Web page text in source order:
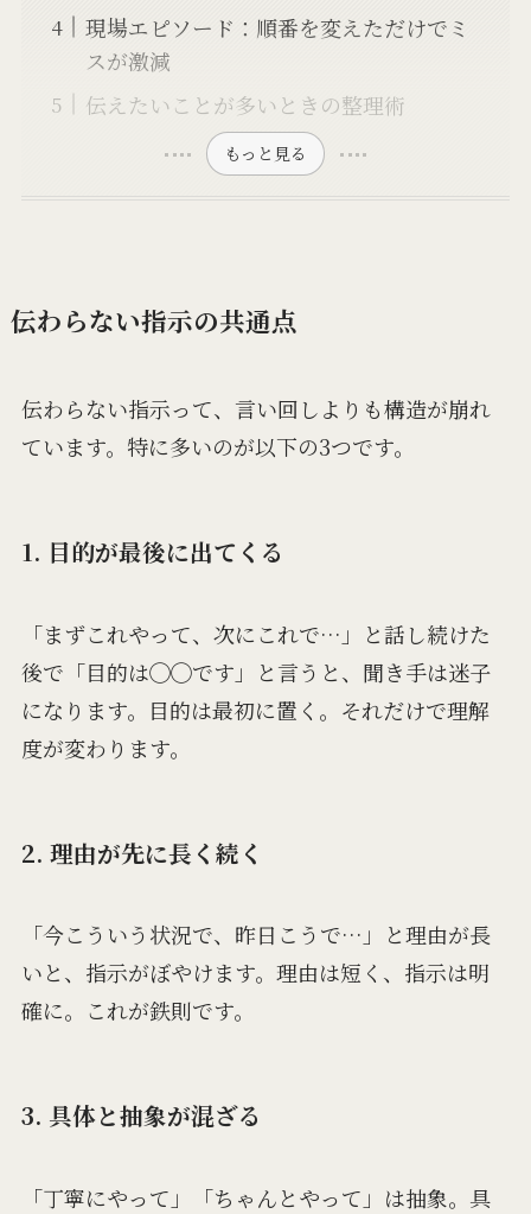
現場エピソード：順番を変えただけでミ
スが激減
伝えたいことが多いときの整理術
もっと見る
伝わらない指示の共通点
伝わらない指示って、言い回しよりも構造が崩れ
ています。特に多いのが以下の3つです。
1. 目的が最後に出てくる
「まずこれやって、次にこれで…」と話し続けた
後で「目的は◯◯です」と言うと、聞き手は迷子
になります。目的は最初に置く。それだけで理解
度が変わります。
2. 理由が先に長く続く
「今こういう状況で、昨日こうで…」と理由が長
いと、指示がぼやけます。理由は短く、指示は明
確に。これが鉄則です。
3. 具体と抽象が混ざる
「丁寧にやって」「ちゃんとやって」は抽象。具